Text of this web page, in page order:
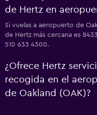
de Hertz en
Si vuelas a aeropuerto de
de Hertz más cercana es
510 633 4300.
¿Ofrece Hertz
recogida en el
de Oakland (OAK)?